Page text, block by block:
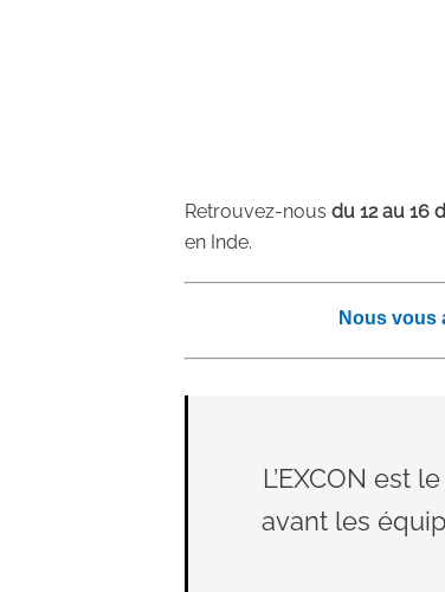
Retrouvez-nous du 12 au 16
en Inde.
Nous vous
L’EXCON est
avant les